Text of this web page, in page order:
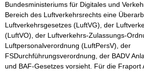
Bundesministeriums für Digitales und
Bereich des Luftverkehrsrechts eine
Luftverkehrsgesetzes (LuftVG), der
(LuftVO), der Luftverkehrs-Zulassungs-
Luftpersonalverordnung (LuftPersV), der
FSDurchführungsverordnung, der BADV
und BAF-Gesetzes vorsieht. Für die Fraport